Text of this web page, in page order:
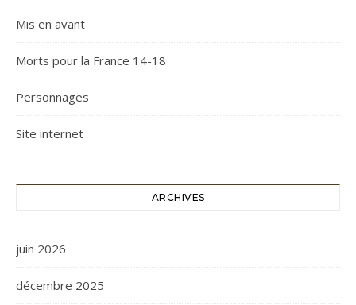
Mis en avant
Morts pour la France 14-18
Personnages
Site internet
ARCHIVES
juin 2026
décembre 2025